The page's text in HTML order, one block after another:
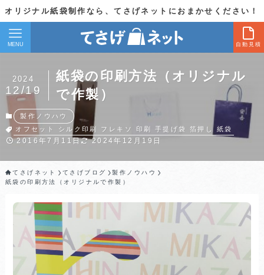
オリジナル紙袋制作なら、てさげネットにおまかせください！
自動見積
MENU
紙袋の印刷方法（オリジナル
で作製）
2024
12/19
製作ノウハウ
オフセット シルク印刷 フレキソ 印刷 手提げ袋 箔押し 紙袋
2016年7月11日 2024年12月19日
てさげネット てさげブログ
製作ノウハウ
紙袋の印刷方法（オリジナルで作製）